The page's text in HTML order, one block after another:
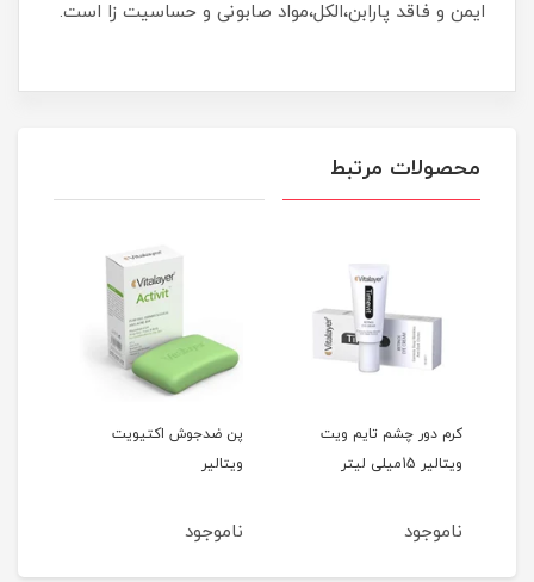
ایمن و فاقد پارابن،الکل،مواد صابونی و حساسیت زا است.
محصولات مرتبط
کرم دور چشم تایم ویت
ویتالیر 15میلی لیتر
ناموجود
پن ضدجوش اکتیویت
ویتالیر
ناموجود